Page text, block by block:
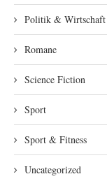
Politik & Wirtschaft
Romane
Science Fiction
Sport
Sport & Fitness
Uncategorized